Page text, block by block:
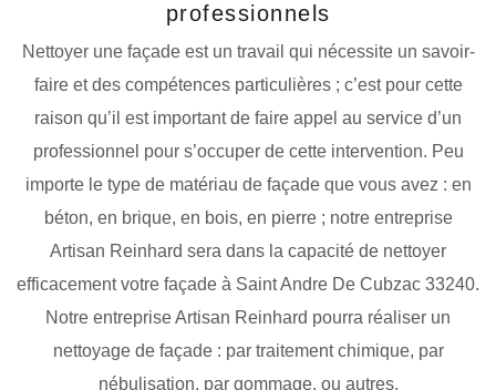
professionnels
Nettoyer une façade est un travail qui nécessite un savoir-
faire et des compétences particulières ; c’est pour cette
raison qu’il est important de faire appel au service d’un
professionnel pour s’occuper de cette intervention. Peu
importe le type de matériau de façade que vous avez : en
béton, en brique, en bois, en pierre ; notre entreprise
Artisan Reinhard sera dans la capacité de nettoyer
efficacement votre façade à Saint Andre De Cubzac 33240.
Notre entreprise Artisan Reinhard pourra réaliser un
nettoyage de façade : par traitement chimique, par
nébulisation, par gommage, ou autres.